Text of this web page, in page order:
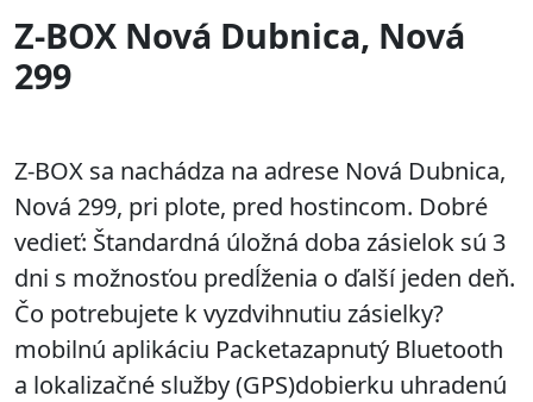
Z-BOX Nová Dubnica, Nová
299
Z-BOX sa nachádza na adrese Nová Dubnica,
Nová 299, pri plote, pred hostincom. Dobré
vedieť: Štandardná úložná doba zásielok sú 3
dni s možnosťou predĺženia o ďalší jeden deň.
Čo potrebujete k vyzdvihnutiu zásielky?
mobilnú aplikáciu Packetazapnutý Bluetooth
a lokalizačné služby (GPS)dobierku uhradenú